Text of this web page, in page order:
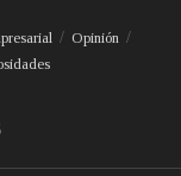
Opinión